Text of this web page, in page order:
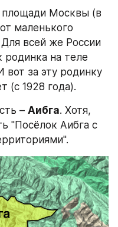
площади Москвы (в
маленького
всей же России
родинка на теле
за эту родинку
(с 1928 года).
– Аибга. Хотя,
"Посёлок Аибга с